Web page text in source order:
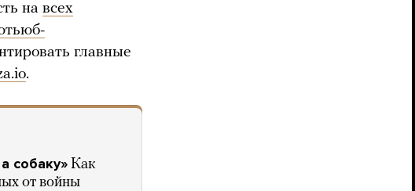
на всех
главные
.
собаку» Как
от войны